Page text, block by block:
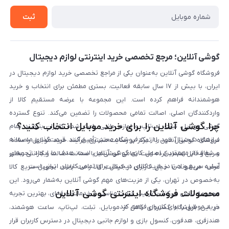
بلاگ
روش بازگردانی کالا
ثبت
گوشی آنلاین؛ مرجع تخصصی خرید اینترنتی لوازم دیجیتال
فروشگاه گوشی آنلاین به‌عنوان یکی از مراجع تخصصی خرید لوازم دیجیتال در
ایران، با بیش از ۱۷ سال سابقه فعالیت، بستری مطمئن برای انتخاب و خرید
هوشمندانه فراهم کرده است. این مجموعه با عرضه مستقیم کالا از
واردکنندگان اصلی، اصالت تمامی محصولات را تضمین می‌کند. تنوع گسترده
گوشی موبایل، تبلت، لپ‌تاپ و لوازم جانبی باعث شده کاربران بتوانند تمام
نیازهای دیجیتال خود را از یک فروشگاه معتبر تأمین کنند. قیمت‌گذاری منصفانه
و شفاف از مهم‌ترین اصول کاری گوشی آنلاین است. هدف ما ایجاد تجربه‌ای
آسان، سریع و امن در خرید کالای دیجیتال برای تمامی کاربران ایرانی است.
چرا گوشی آنلاین را برای خرید موبایل انتخاب کنید؟
فروشگاه گوشی آنلاین با تمرکز بر رضایت مشتری، فرآیند خرید موبایل را ساده،
سریع و قابل اعتماد کرده است. تمامی گوشی‌ها با ضمانت اصالت و گارانتی معتبر
عرضه می‌شوند تا خیال کاربران از کیفیت کالا راحت باشد. تحویل سریع کالا
به‌خصوص در تهران، یکی از مزیت‌های مهم گوشی آنلاین به‌شمار می‌رود. این
مجموعه تلاش می‌کند با ترکیب قیمت مناسب و خدمات حرفه‌ای، بهترین تجربه
خرید موبایل را برای کاربران فراهم کند.
محصولات فروشگاه اینترنتی گوشی آنلاین
در این فروشگاه گستره‌ای کامل از موبایل، تبلت، لپ‌تاپ، ساعت هوشمند،
هندزفری، هدفون، کنسول بازی و لوازم جانبی دیجیتال در دسترس کاربران قرار